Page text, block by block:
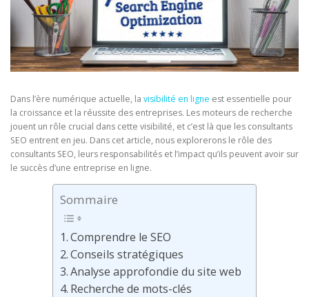
Dans l’ère numérique actuelle, la visibilité en ligne est essentielle pour
la croissance et la réussite des entreprises. Les moteurs de recherche
jouent un rôle crucial dans cette visibilité, et c’est là que les consultants
SEO entrent en jeu. Dans cet article, nous explorerons le rôle des
consultants SEO, leurs responsabilités et l’impact qu’ils peuvent avoir sur
le succès d’une entreprise en ligne.
Sommaire
Comprendre le SEO
Conseils stratégiques
Analyse approfondie du site web
Recherche de mots-clés